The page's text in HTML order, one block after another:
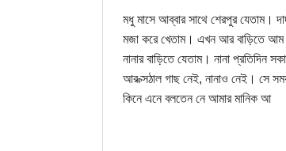
মধু মাসে আব্বার সাথে শেরপুর যেতাম।
মজা করে খেতাম। এখন আর বাড়িতে আম
নানার বাড়িতে যেতাম। নানা প্রতিদিন
আর ক্সঠাল গাছ নেই, নানাও নেই। সে
কিনে এনে বলতেন নে আমার মানিক আ